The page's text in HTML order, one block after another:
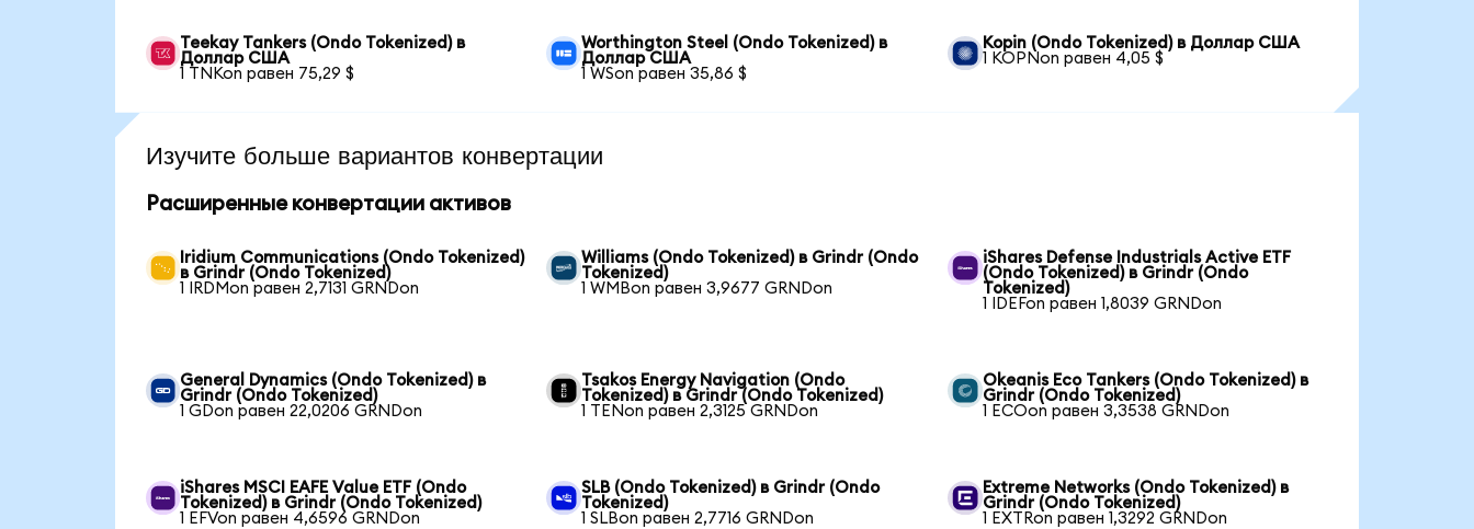
Teekay Tankers (Ondo Tokenized) в
Доллар США
1 TNKon равен 75,29 $
Worthington Steel (Ondo Tokenized) в
Доллар США
1 WSon равен 35,86 $
Kopin (Ondo Tokenized) в Доллар США
1 KOPNon равен 4,05 $
Изучите больше вариантов конвертации
Расширенные конвертации активов
Iridium Communications (Ondo Tokenized)
в Grindr (Ondo Tokenized)
1 IRDMon равен 2,7131 GRNDon
Williams (Ondo Tokenized) в Grindr (Ondo
Tokenized)
1 WMBon равен 3,9677 GRNDon
iShares Defense Industrials Active ETF
(Ondo Tokenized) в Grindr (Ondo
Tokenized)
1 IDEFon равен 1,8039 GRNDon
General Dynamics (Ondo Tokenized) в
Grindr (Ondo Tokenized)
1 GDon равен 22,0206 GRNDon
Tsakos Energy Navigation (Ondo
Tokenized) в Grindr (Ondo Tokenized)
1 TENon равен 2,3125 GRNDon
Okeanis Eco Tankers (Ondo Tokenized) в
Grindr (Ondo Tokenized)
1 ECOon равен 3,3538 GRNDon
iShares MSCI EAFE Value ETF (Ondo
Tokenized) в Grindr (Ondo Tokenized)
1 EFVon равен 4,6596 GRNDon
SLB (Ondo Tokenized) в Grindr (Ondo
Tokenized)
1 SLBon равен 2,7716 GRNDon
Extreme Networks (Ondo Tokenized) в
Grindr (Ondo Tokenized)
1 EXTRon равен 1,3292 GRNDon